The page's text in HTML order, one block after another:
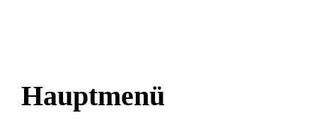
Hauptmenü